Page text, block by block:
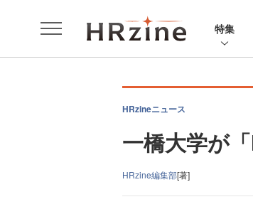
特集
HRzineニュース
一橋大学が
HRzine編集部[著]